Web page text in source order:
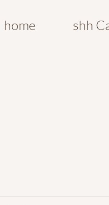
home shh